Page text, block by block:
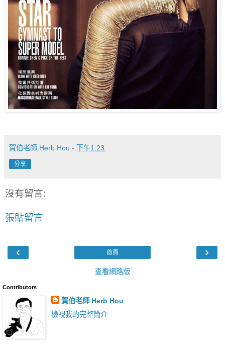
賀伯老師 Herb Hou - 下午1:23
分享
沒有留言:
張貼留言
‹ ›
首頁
查看網路版
Contributors
賀伯老師 Herb Hou
檢視我的完整簡介